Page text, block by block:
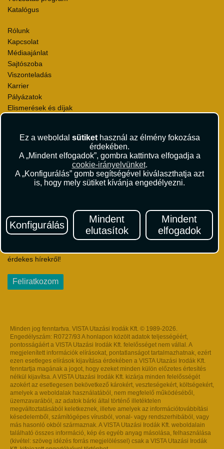
Ez a weboldal sütikethasznál az élmény fokozása
érdekében.
A „Mindent elfogadok”, gombra kattintva elfogadja a
cookie-irányelvünket.
A „Konfigurálás” gomb segítségével kiválaszthatja azt
is, hogy mely sütiket kívánja engedélyezni.
Konfigurálás
Mindent
elutasítok
Mindent
elfogadok
Katalógus
Rólunk
Kapcsolat
Médiaajánlat
Sajtószoba
Viszonteladás
Karrier
Pályázatok
Elismerések és díjak
Utazási Csomag Szerződési Feltételek
Útlemondás-biztosítás Szerződési Feltételek
Utasbiztosítás Szerződési Feltételek
Repülőjegy Szerződési Feltételek
Adatvédelem
Hírlevél
Iratkozzon fel Magyarország egyik legszínesebb utazási
érdekes hírekről!
Feliratkozom
Minden jog fenntartva. VISTA Utazási Irodák Kft. © 1989-2026.
Engedélyszám: R0727/93 A honlapon közölt adatok teljességéért,
pontosságáért a VISTA Utazási Irodák Kft. felelősséget nem vállal. A
megjelenített információk elírásokat, pontatlanságot tartalmazhatnak, ezért
ezen esetleges elírások kijavítása érdekében a VISTA Utazási Irodák Kft.
fenntartja magának a jogot, hogy ezeket minden külön előzetes értesítés
nélkül kijavítsa. A VISTA Utazási Irodák Kft. kizárja minden felelősségét
azokért az esetlegesen bekövetkező károkért, veszteségekért, költségekért,
amelyek a weboldalak használatából, nem megfelelő működéséből,
üzemzavarából, az adatok bárki által történő illetéktelen
megváltoztatásából keletkeznek, illetve amelyek az információtovábbítási
késedelemből, számítógépes vírusból, vonal- vagy rendszerhibából, vagy
más hasonló okból származnak. A VISTA Utazási Irodák Kft. weboldalain
található összes információ, kép és egyéb anyag másolása, felhasználása
(kivétel: szöveg idézés forrás megjelöléssel) csak a VISTA Utazási Irodák